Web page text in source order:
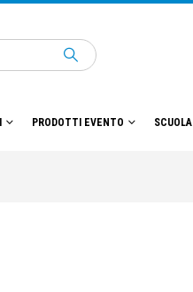
PRODOTTI EVENTO SCUOLA